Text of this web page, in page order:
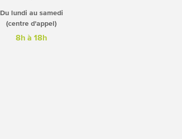
Du lundi au samedi
(centre d'appel)
8h à 18h